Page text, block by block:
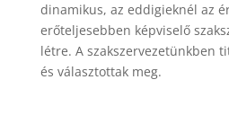
dinamikus, az eddigieknél az
erőteljesebben képviselő
létre. A szakszervezetünkben
és választottak meg.